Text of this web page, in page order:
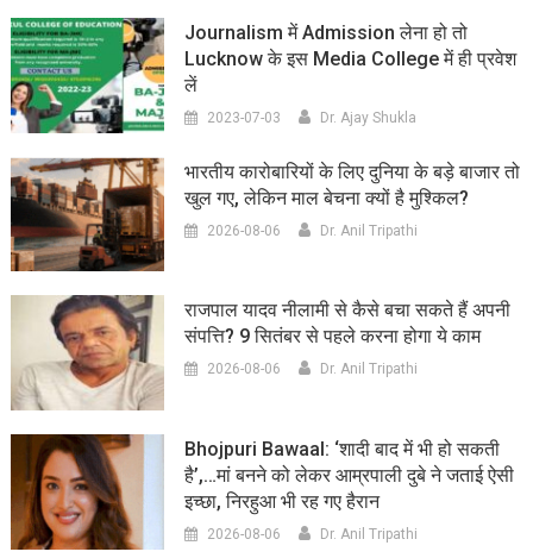
Journalism में Admission लेना हो तो
Lucknow के इस Media College में ही प्रवेश
लें
2023-07-03 Dr. Ajay Shukla
भारतीय कारोबारियों के लिए दुनिया के बड़े बाजार तो
खुल गए, लेकिन माल बेचना क्यों है मुश्किल?
2026-08-06 Dr. Anil Tripathi
राजपाल यादव नीलामी से कैसे बचा सकते हैं अपनी
संपत्ति? 9 सितंबर से पहले करना होगा ये काम
2026-08-06 Dr. Anil Tripathi
Bhojpuri Bawaal: ‘शादी बाद में भी हो सकती
है’,…मां बनने को लेकर आम्रपाली दुबे ने जताई ऐसी
इच्छा, निरहुआ भी रह गए हैरान
2026-08-06 Dr. Anil Tripathi